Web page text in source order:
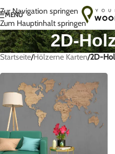
Zur Navigation springen
Zum Hauptinhalt springen
Handgefertigt mit Liebe in Litauen
MENÜ
2D-
Startseite/Hölzerne Karten/2D-